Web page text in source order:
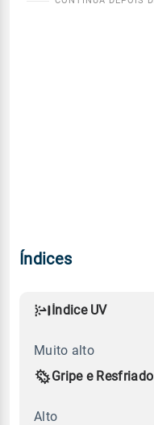
Índices
Índice UV
Muito alto
Gripe e Resfriado
Alto